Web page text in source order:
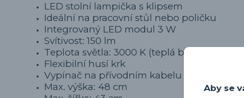
LED stolní lampička s klipsem
Ideální na pracovní stůl nebo poličku
Integrovaný LED modul 3 W
Svítivost: 150 lm
Teplota světla: 3000 K (teplá bílá)
Flexibilní husí krk
Vypínač na přívodním kabelu
Max. výška: 48 cm
Aby se